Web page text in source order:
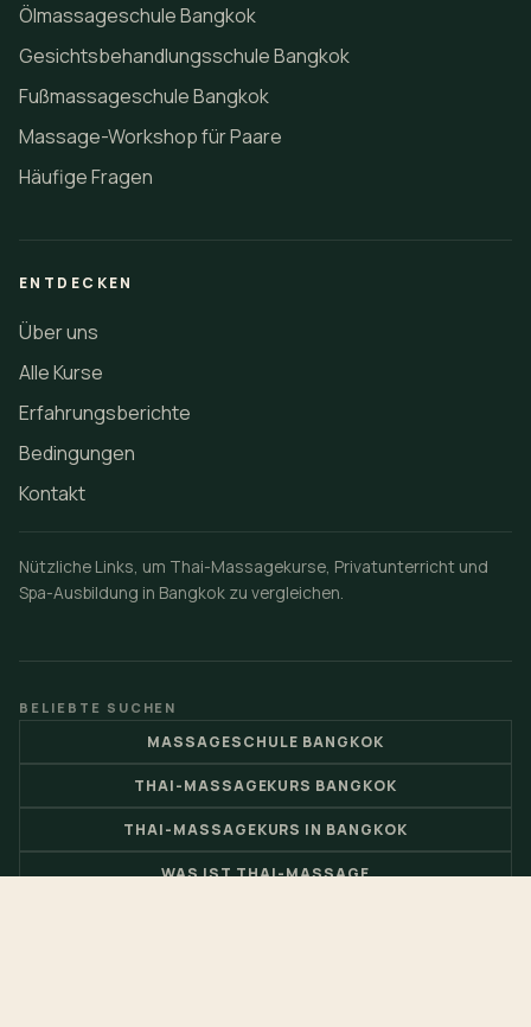
Ölmassageschule Bangkok
Gesichtsbehandlungsschule Bangkok
Fußmassageschule Bangkok
Massage-Workshop für Paare
Häufige Fragen
ENTDECKEN
Über uns
Alle Kurse
Erfahrungsberichte
Bedingungen
Kontakt
Nützliche Links, um Thai-Massagekurse, Privatunterricht und
Spa-Ausbildung in Bangkok zu vergleichen.
BELIEBTE SUCHEN
MASSAGESCHULE BANGKOK
THAI-MASSAGEKURS BANGKOK
THAI-MASSAGEKURS IN BANGKOK
WAS IST THAI-MASSAGE